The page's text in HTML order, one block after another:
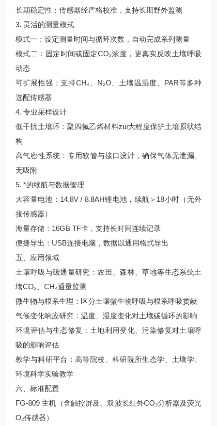
长期稳定性：传感器经严格校准，支持长期野外监测
3. 灵活的测量模式
模式一：设定测量时间与循环次数，自动完成系列测量
模式二：固定时间或固定CO₂浓度，更真实反映土壤呼吸
动态
可扩展性强：支持CH₄、N₂O、土壤温湿度、PAR等多种
选配传感器
4. 专业采样设计
低干扰土壤环：聚四氟乙烯材料zui大程度保护土壤原状结
构
高气密性系统：专用软管与接口设计，确保气体无泄漏、
无吸附
5. *的续航与数据管理
大容量电池：14.8V / 8.8AH锂电池，续航＞18小时（无外
接传感器）
海量存储：16GB TF卡，支持长时间连续记录
便捷导出：USB连接电脑，数据以通用格式导出
五、应用领域
土壤呼吸与碳通量研究：农田、森林、草地等生态系统土
壤CO₂、CH₄通量监测
微生物与根系生理：区分土壤微生物呼吸与根系呼吸贡献
气候变化响应研究：温度、湿度变化对土壤碳循环的影响
环境评估与生态修复：土地利用变化、污染修复对土壤呼
吸的影响评估
教学与科研平台：高等院校、科研院所生态学、土壤学、
环境科学实验教学
六、标准配置
FG-809 主机（含触控屏及、双波长红外CO₂分析器及荧光
O₂传感器）